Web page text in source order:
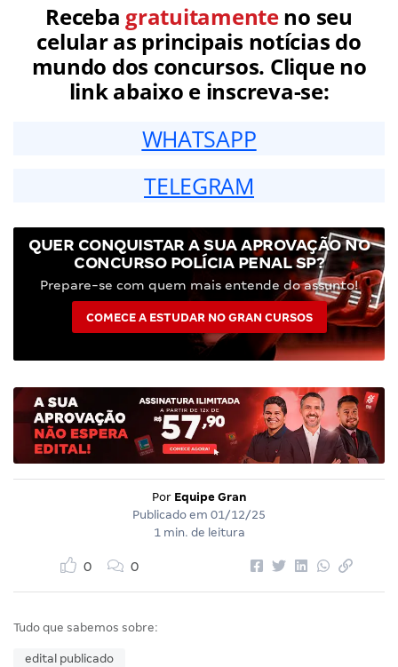
Receba gratuitamenteno seu
celular as principais notícias do
mundo dos concursos. Clique no
link abaixo e inscreva-se:
WHATSAPP
TELEGRAM
QUER CONQUISTAR A SUA APROVAÇÃO NO
CONCURSO POLÍCIA PENAL SP?
Prepare-se com quem mais entende do assunto!
COMECE A ESTUDAR NO GRAN CURSOS
Por Equipe Gran
Publicado em 01/12/25
1 min. de leitura
0 0
Tudo que sabemos sobre:
edital publicado